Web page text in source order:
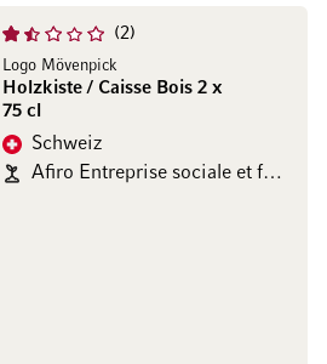
2
Logo Mövenpick
Holzkiste / Caisse Bois 2 x
75 cl
Schweiz
Afiro Entreprise sociale et formatrice